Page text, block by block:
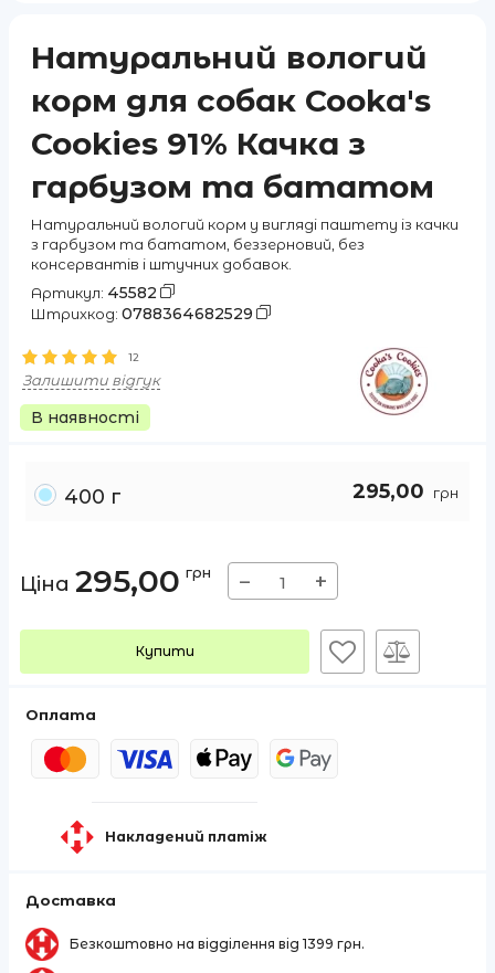
Натуральний вологий
корм для собак Cooka's
Cookies 91% Качка з
гарбузом та бататом
Натуральний вологий корм у вигляді паштету із качки
з гарбузом та бататом, беззерновий, без
консервантів і штучних добавок.
Артикул: 45582
Штрихкод: 0788364682529
12
Залишити відгук
В наявності
400 г 295,00 грн
Ціна 295,00 грн − +
Купити
Оплата
Накладений платіж
Доставка
Безкоштовно на відділення від 1399 грн.